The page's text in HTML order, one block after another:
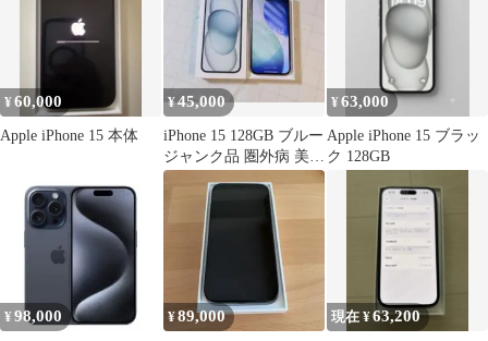
¥60,000
Apple iPhone 15 本体
¥45,000
iPhone 15 128GB ブルー
ジャンク品 圏外病 美品
初期化済み
¥63,000
Apple iPhone 15 ブラッ
ク 128GB
¥ 98,000 ¥89,000 現在 ¥63,200